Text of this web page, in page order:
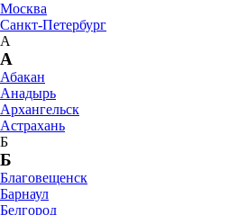
Москва
Санкт-Петербург
А
А
Абакан
Анадырь
Архангельск
Астрахань
Б
Б
Благовещенск
Барнаул
Белгород